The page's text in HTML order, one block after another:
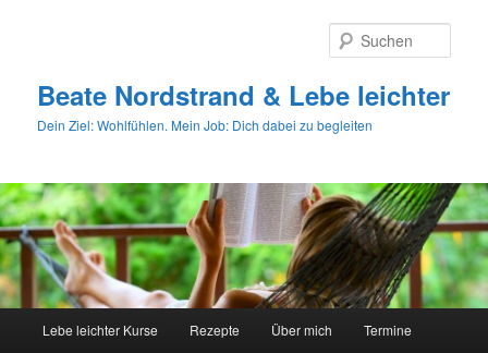
Beate Nordstrand & Lebe leichter
Dein Ziel: Wohlfühlen. Mein Job: Dich dabei zu begleiten
Lebe leichter Kurse Rezepte Über mich Termine